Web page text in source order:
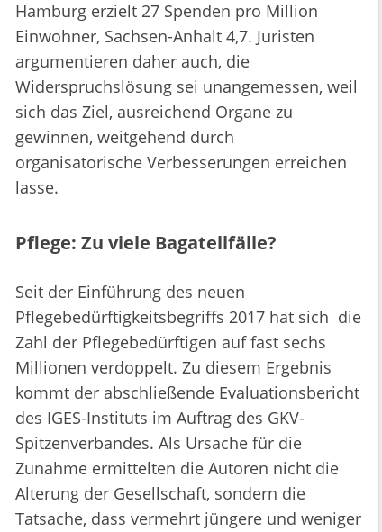
Hamburg erzielt 27 Spenden pro Million
Einwohner, Sachsen-Anhalt 4,7. Juristen
argumentieren daher auch, die
Widerspruchslösung sei unangemessen, weil
sich das Ziel, ausreichend Organe zu
gewinnen, weitgehend durch
organisatorische Verbesserungen erreichen
lasse.
​Pflege: Zu viele Bagatellfälle?
Seit der Einführung des neuen
Pflegebedürftigkeitsbegriffs 2017 hat sich die
Zahl der Pflegebedürftigen auf fast sechs
Millionen verdoppelt. Zu diesem Ergebnis
kommt der abschließende Evaluationsbericht
des IGES-Instituts im Auftrag des GKV-
Spitzenverbandes. Als Ursache für die
Zunahme ermittelten die Autoren nicht die
Alterung der Gesellschaft, sondern die
Tatsache, dass vermehrt jüngere und weniger